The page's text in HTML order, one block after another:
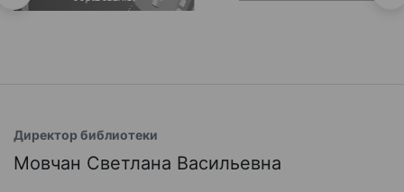
Директор библиотеки
Мовчан Светлана Васильевна